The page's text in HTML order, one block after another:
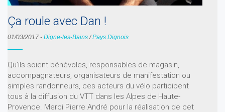
Ça roule avec Dan !
01/03/2017 - Digne-les-Bains/Pays Dignois
Qu’ils soient bénévoles, responsables de magasin,
accompagnateurs, organisateurs de manifestation ou
simples randonneurs, ces acteurs du vélo participent
tous à la diffusion du VTT dans les Alpes de Haute-
Provence. Merci Pierre André pour la réalisation de cet